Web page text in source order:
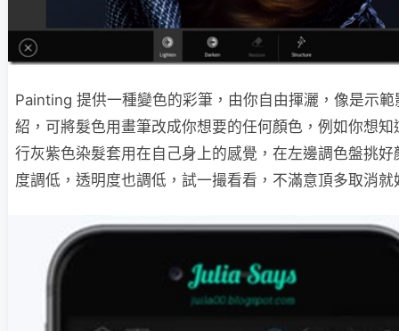
Painting 提供一種變色的彩筆，由你自由揮灑，像是示範
紹，可將髮色用畫筆改成你想要的任何顏色，例如你想知
行灰紫色染髮套用在自己身上的感覺，在左邊調色盤挑好
度調低，透明度也調低，試一撮看看，不滿意頂多取消就